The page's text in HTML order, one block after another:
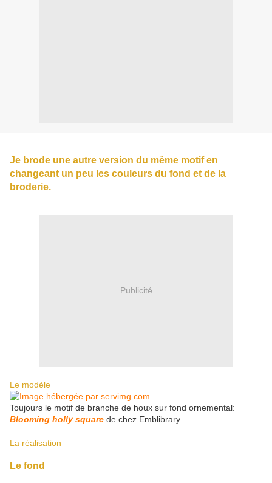
Je brode une autre version du même motif en
changeant un peu les couleurs du fond et de la
broderie.
Publicité
Le modèle
Toujours le motif de branche de houx sur fond ornemental:
Blooming holly square de chez Emblibrary.
La réalisation
Le fond